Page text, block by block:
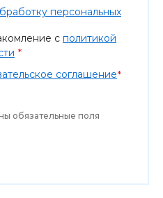
персональных
с политикой
*
соглашение*
обязательные поля